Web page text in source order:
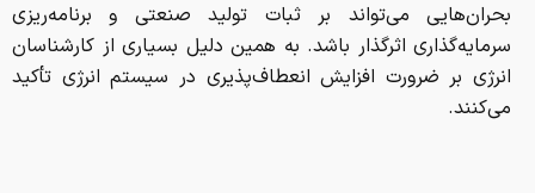
بحران‌هایی می‌تواند بر ثبات تولید صنعتی و برنامه‌ریزی
سرمایه‌گذاری اثرگذار باشد. به همین دلیل بسیاری از کارشناسان
انرژی بر ضرورت افزایش انعطاف‌پذیری در سیستم انرژی تأکید
می‌کنند.